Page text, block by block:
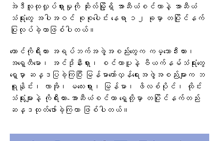
အဲဒီလူထုလှုပ်ရှားမှုကို ဆိုးလ်မြို့ရှိ အာဆီယံစင်တာနဲ့ အာဆီယံ
သံရုံးတွေ အပါအဝင် စုစုပေါင်း နေရာ ၁၂ ခုမှာ တပြိုင်နက်
ပြုလုပ်ခဲ့တာဖြစ်ပါတယ်။
တောင်ကိုရီးယား အရပ်ဘက်အဖွဲ့အစည်းတွေက ကမ္ဘောဒီးယား၊
အရှေ့တီမော၊ အင်ဒိုနီးရှား၊ စင်ကာပူနဲ့ ဗီယက်နမ်သံရုံးတွေ
ရှေ့မှာ ဆန္ဒပြခဲ့ကြပြီး မြန်မာတော်လှန်ရေးအဖွဲ့အစည်းများက ဘ
ရူနိုင်း၊ လာအို၊ မလေးရှား၊ မြန်မာ၊ ဖိလစ်ပိုင်၊ ထိုင်း
သံရုံးများနဲ့ ကိုရီးယား-အာဆီယံစင်တာ ရှေ့တို့မှာ တပြိုင်နက်တည်း
ဆန္ဒထုတ်ဖော်ခဲ့ကြတာ ဖြစ်ပါတယ်။